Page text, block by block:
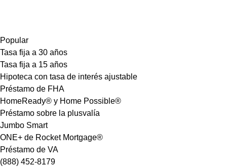
Popular
Tasa fija a 30 años
Tasa fija a 15 años
Hipoteca con tasa de interés ajustable
Préstamo de FHA
HomeReady® y Home Possible®
Préstamo sobre la plusvalía
Jumbo Smart
ONE+ de Rocket Mortgage®
Préstamo de VA
(888) 452-8179